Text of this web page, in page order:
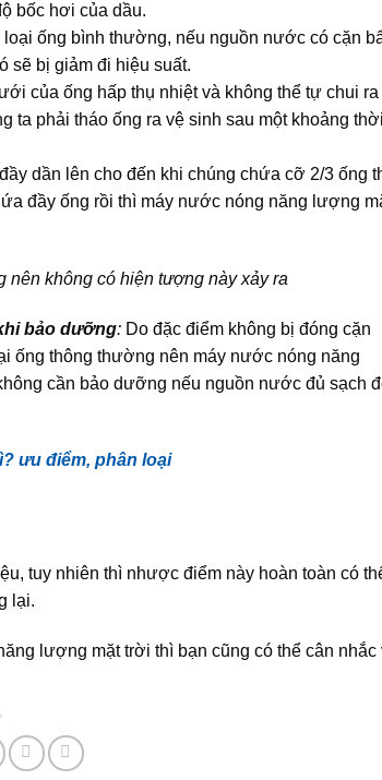
bốc hơi của dầu.
ống bình thường, nếu nguồn nước có cặn
sẽ bị giảm đi hiệu suất.
của ống hấp thụ nhiệt và không thể tự chui ra
ta phải tháo ống ra vệ sinh sau một khoảng
dần lên cho đến khi chúng chứa cỡ 2/3 ống
đầy ống rồi thì máy nước nóng năng lượng
nên không có hiện tượng này xảy ra
bảo dưỡng: Do đặc điểm không bị đóng cặn
ống thông thường nên máy nước nóng năng
cần bảo dưỡng nếu nguồn nước đủ sạch
ưu điểm, phân loại
tuy nhiên thì nhược điểm này hoàn toàn có
lại.
lượng mặt trời thì bạn cũng có thể cân nhắc